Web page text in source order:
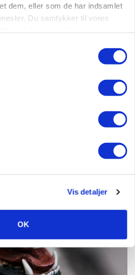
dem, eller som de har indsamlet
Du samtykker til vores
Vis detaljer
OK
03. aug.